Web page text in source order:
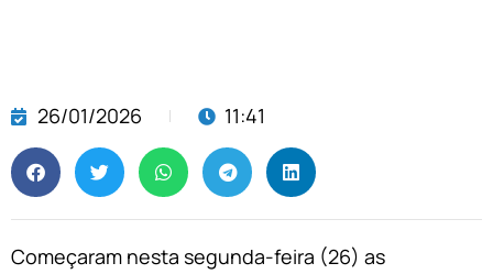
26/01/2026 11:41
Começaram nesta segunda-feira (26) as